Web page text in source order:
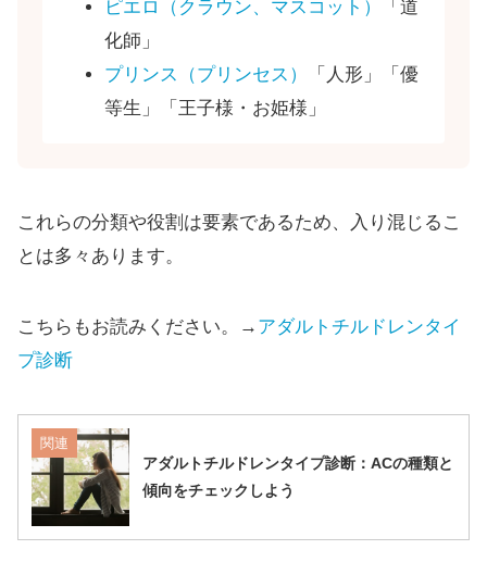
ピエロ（クラウン、マスコット）
「道
化師」
プリンス（プリンセス）
「人形」「優
等生」「王子様・お姫様」
これらの分類や役割は要素であるため、入り混じるこ
とは多々あります。
こちらもお読みください。→ アダルトチルドレンタイ
プ診断
関連
アダルトチルドレンタイプ診断：ACの種類と
傾向をチェックしよう